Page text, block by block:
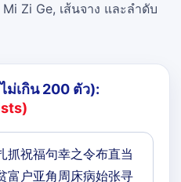
Zi Ge, เส้นจาง และลำดับ
ม่เกิน 200 ตัว):